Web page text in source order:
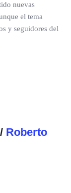
nuevas
el tema
y seguidores del
Roberto